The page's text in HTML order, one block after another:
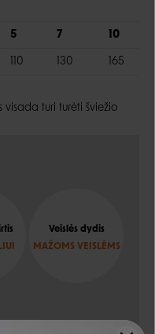
5 7 10
110 130 165
visada turi turėti šviežio
Veislės dydis
MAŽOMS VEISLĖMS